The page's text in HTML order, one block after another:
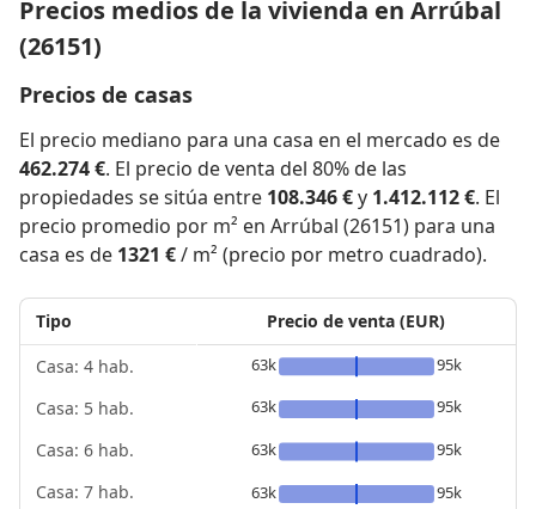
Precios medios de la vivienda en Arrúbal
(26151)
Precios de casas
El precio mediano para una casa en el mercado es de
462.274 €. El precio de venta del 80% de las
propiedades se sitúa entre 108.346 €y 1.412.112 €. El
precio promedio por m² en Arrúbal (26151) para una
casa es de 1321 €/ m² (precio por metro cuadrado).
Tipo
Casa: 4 hab.
Casa: 5 hab.
Casa: 6 hab.
Casa: 7 hab.
Precio de venta (EUR)
63k
95k
63k
95k
63k
95k
63k
95k